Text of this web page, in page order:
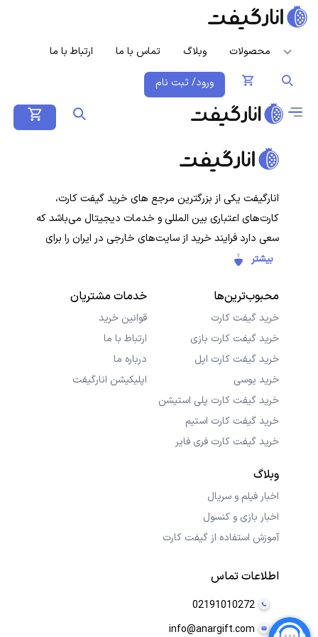
محصولات وبلاگ تماس با ما ارتباط با ما
ورود/ ثبت نام
انارگیفت یکی از بزرگترین مرجع های خرید گیفت کارت،
کارت‌های اعتباری بین المللی و خدمات دیجیتال می‌باشد که
سعی دارد فرایند خرید از سایت‌های خارجی در ایران را برای
کاربران ایرانی ساده‌تر کند. هدف ما ارائه تجربه‌ای سریع، امن و
کاربران با خیال راحت خرید کنند و در کمترین زمان دریافت
کنند.
بیشتر
محبوب‌ترین‌ها
خرید گیفت کارت
خرید گیفت کارت بازی
خرید گیفت کارت اپل
خرید یوسی
خرید گیفت کارت پلی استیشن
خرید گیفت کارت استیم
خرید گیفت کارت فری فایر
خدمات مشتریان
قوانین خرید
ارتباط با ما
درباره ما
اپلیکیشن انارگیفت
وبلاگ
اخبار فیلم و سریال
اخبار بازی و کنسول
آموزش استفاده از گیفت کارت
اطلاعات تماس
02191010272
info@anargift.com